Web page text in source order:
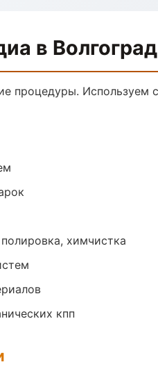
в Волгоград
процедуры. Используем
химчистка
кпп